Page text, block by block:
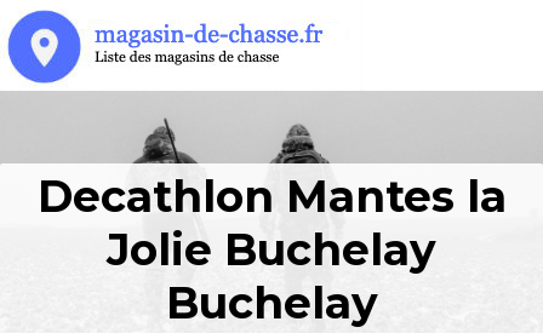
Decathlon Mantes la
Jolie Buchelay
Buchelay